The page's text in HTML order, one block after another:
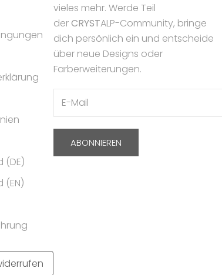
(DE)
(EN)
vieles mehr. Werde Teil
derCRYSTALP-Community, bringe
dich persönlich ein und entscheide
über neue Designs oder
Farberweiterungen.
ABONNIEREN